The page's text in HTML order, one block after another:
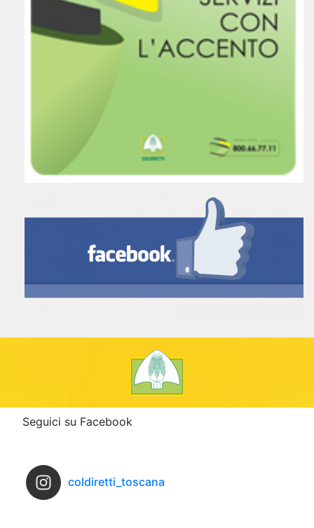
Seguici su Facebook
coldiretti_toscana